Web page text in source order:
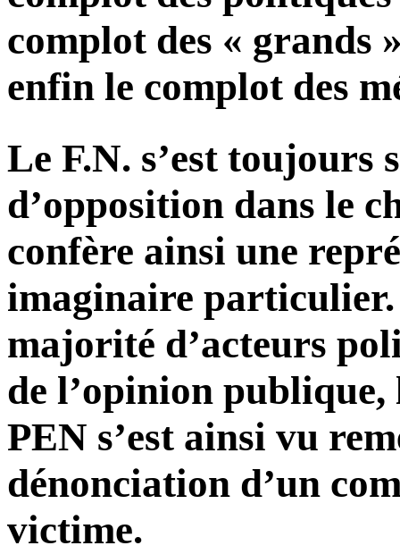
complot des « grands
enfin le complot des
Le F.N. s’est
d’opposition dans le
confère ainsi une
imaginaire
majorité d’acteurs
de l’opinion
PEN s’est ainsi vu
dénonciation d’un
victime.